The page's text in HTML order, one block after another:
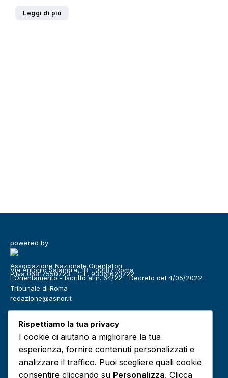
Leggi di più
powered by
Associazione Nazionale Orientatori
Via Antonio Salandra, 18 - 00187 Roma
P.Iva 06817550723 - C.F. 93361620722
L’Orientamento - Iscritto al n. 64/22 - Decreto del 4/05/2022 -
Tribunale di Roma
redazione@asnor.it
Benessere Community
Europa Infografiche
Rispettiamo la tua privacy
I cookie ci aiutano a migliorare la tua
esperienza, fornire contenuti personalizzati e
analizzare il traffico. Puoi scegliere quali cookie
consentire cliccando su Personalizza. Clicca